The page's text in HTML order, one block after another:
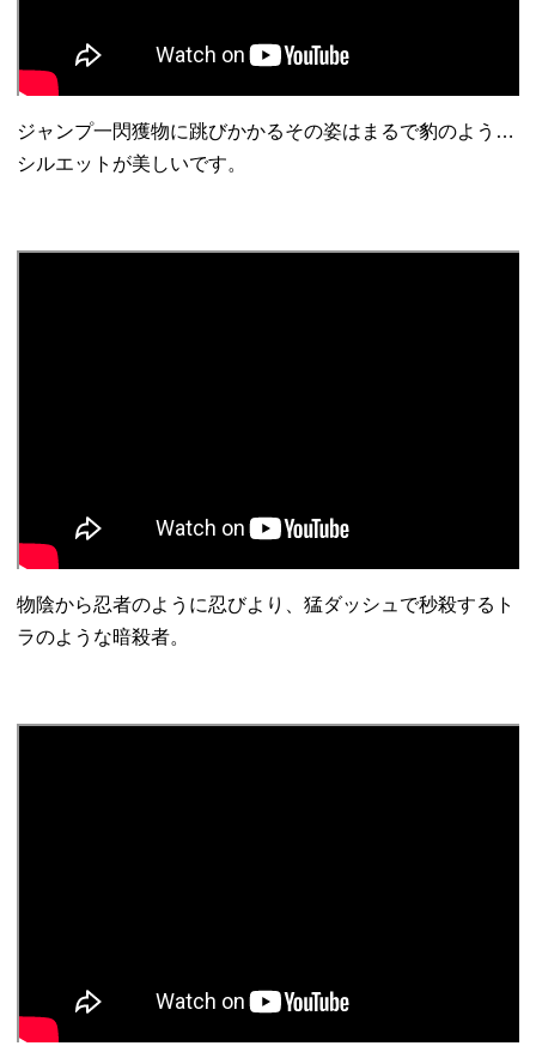
ジャンプ一閃獲物に跳びかかるその姿はまるで豹のよう…
シルエットが美しいです。
物陰から忍者のように忍びより、猛ダッシュで秒殺するト
ラのような暗殺者。